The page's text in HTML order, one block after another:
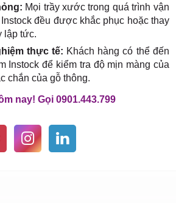
Mọi trầy xước trong quá trình vận
đều được khắc phục hoặc thay
lập tức.
thực tế: Khách hàng có thể đến
Instock để kiểm tra độ mịn màng của
chắn của gỗ thông.
nay! Gọi 0901.443.799